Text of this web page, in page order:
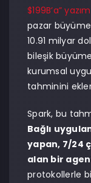
$199B’a”
pazar
10.91 milyar
bileşik büyüme
kurumsal
tahminini
Spark, bu
Bağlı
yapan, 7/24
alan bir
protokollerle